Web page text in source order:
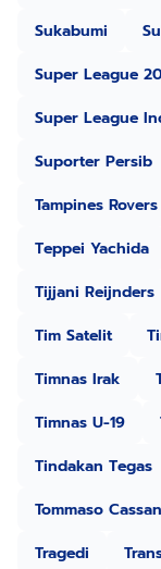
Sukabumi
Super League
Super League
Suporter Persib
Tampines Rovers
Teppei Yachida
Tijjani Reijnders
Tim Satelit
Timnas Irak
Timnas U-19
Tindakan Tegas
Tommaso
Tragedi